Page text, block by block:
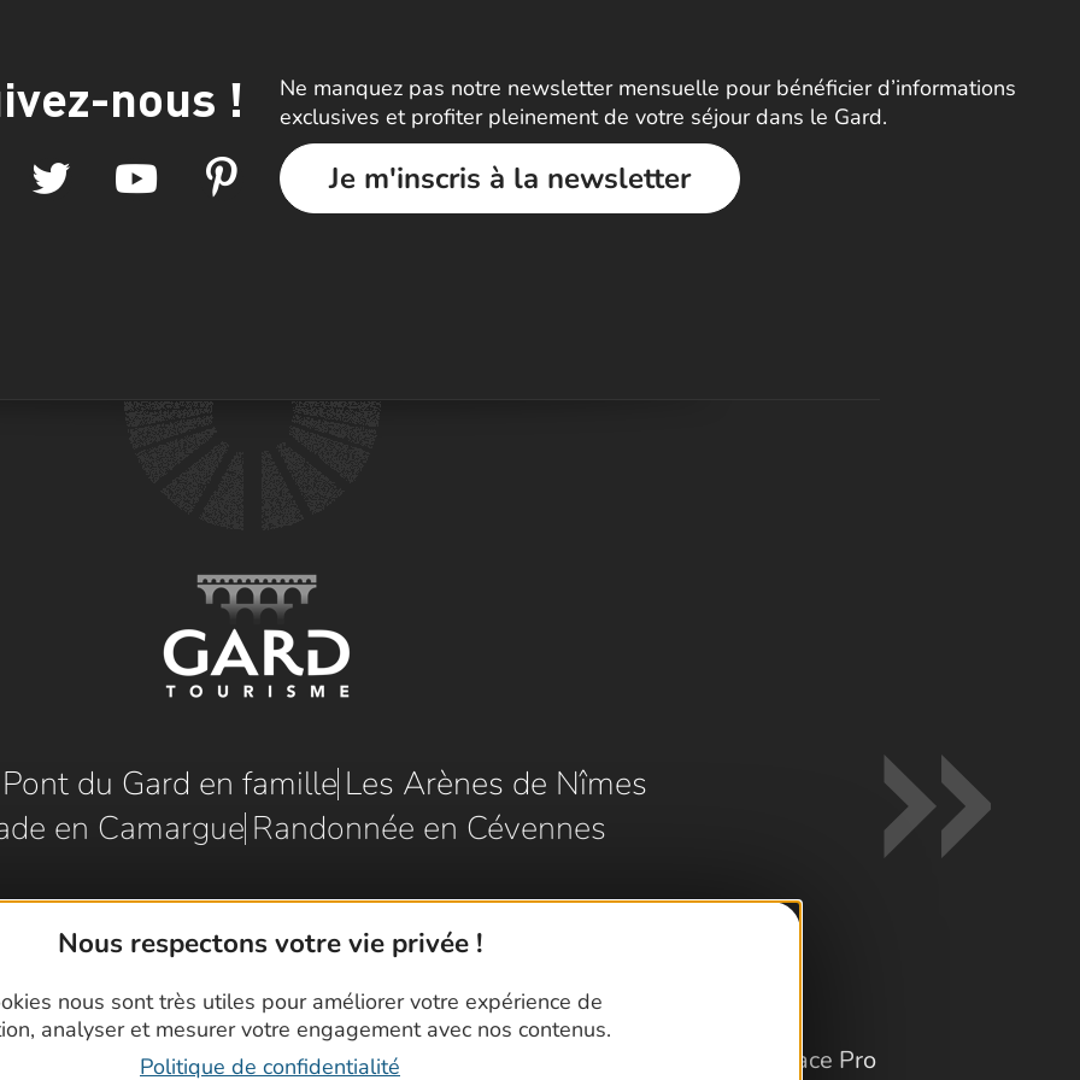
Nous respectons votre vie privée !
nous sont très utiles pour améliorer votre expérience de
analyser et mesurer votre engagement avec nos contenus.
Politique de confidentialité
nous !
Ne manquez pas notre newsletter mensuelle pour bénéficier d’informations
exclusives et profiter pleinement de votre séjour dans le Gard.
Je m'inscris à la newsletter
du Gard en famille Les Arènes de Nîmes
en Camargue Randonnée en Cévennes
Espace Pro